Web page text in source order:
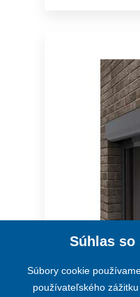
Screenová
Súhlas
Súbory cookie
používateľského